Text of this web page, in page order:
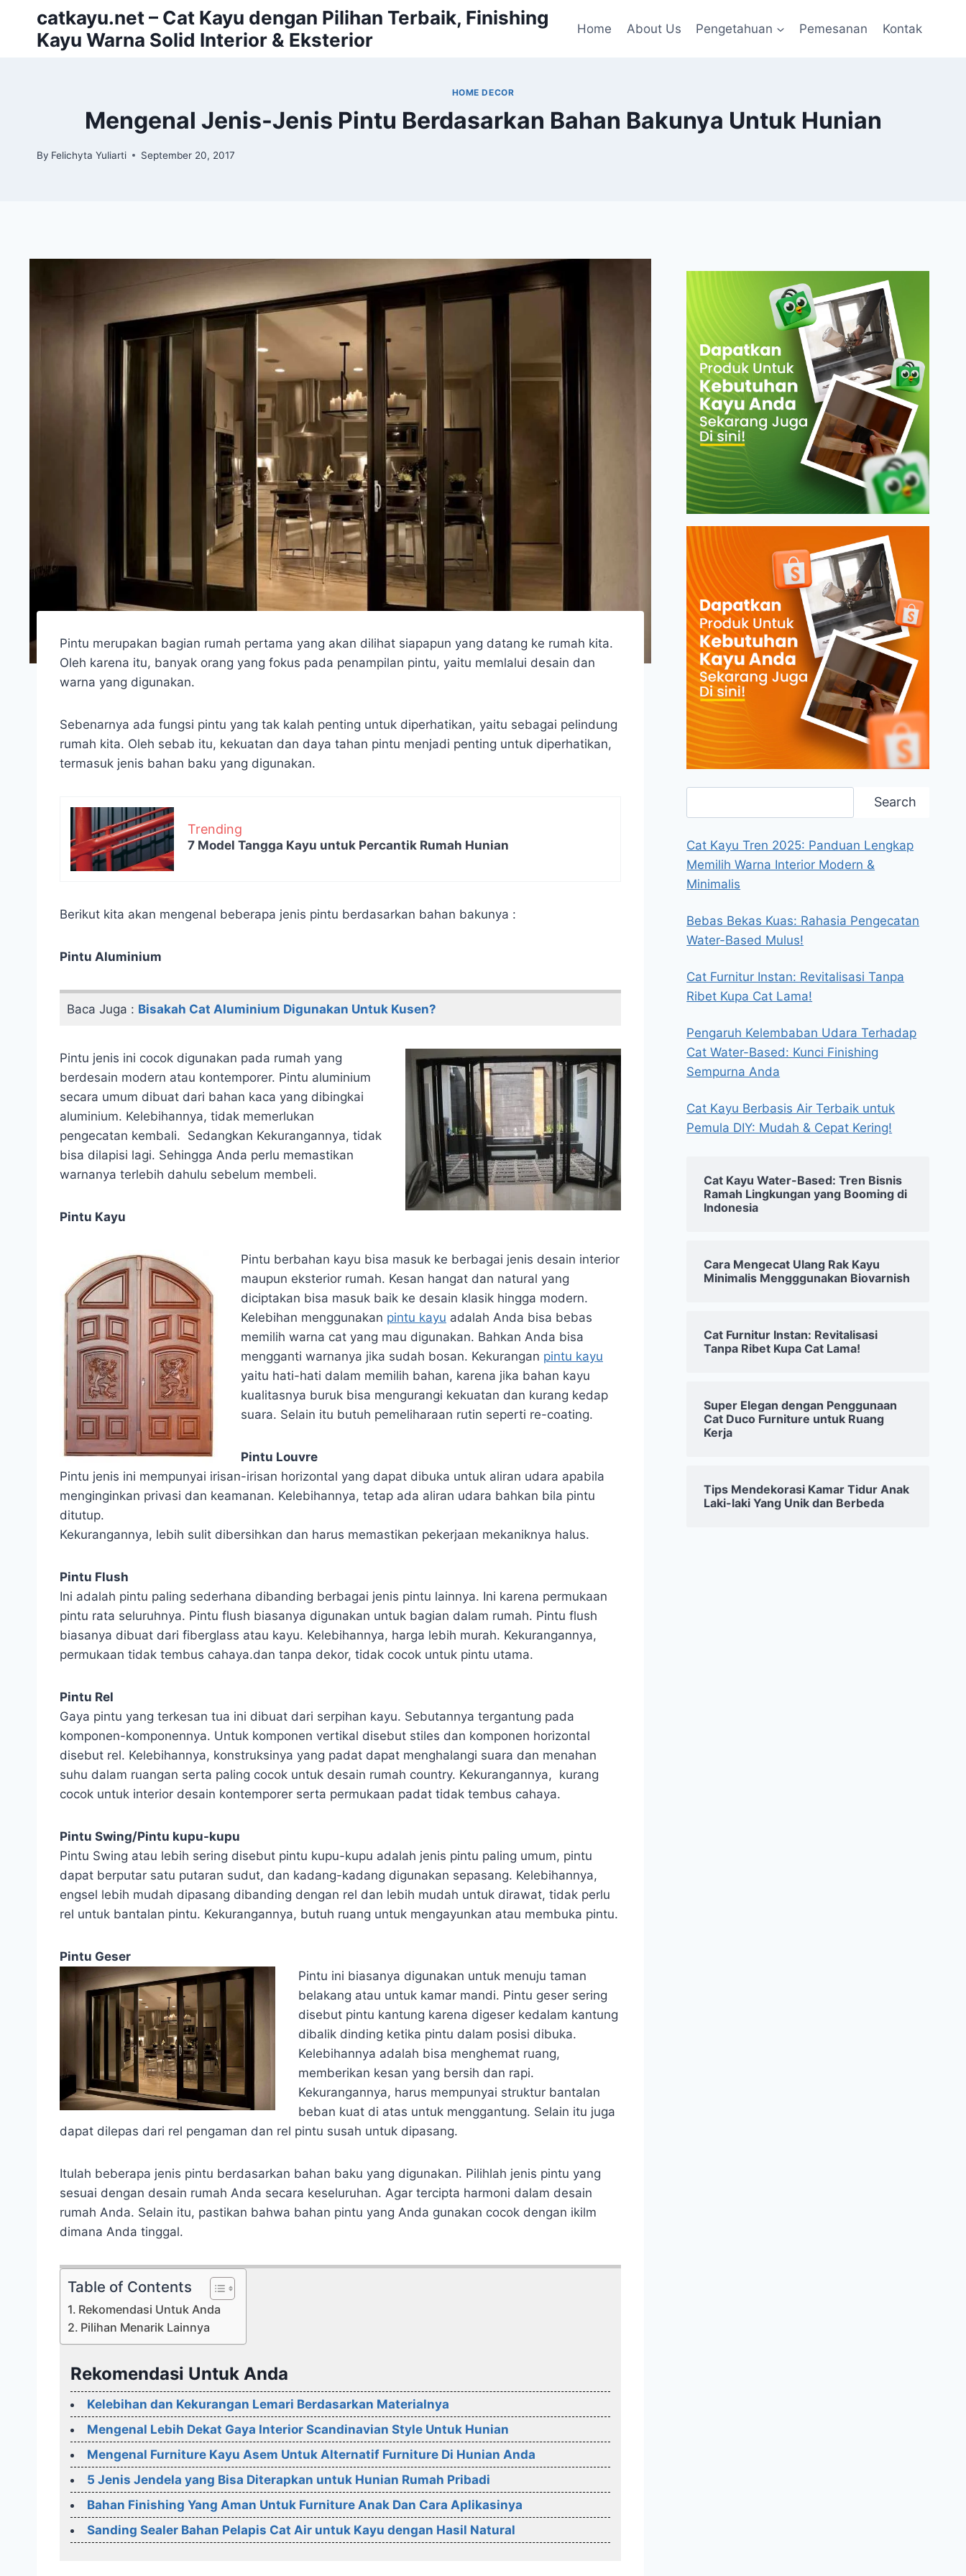
content
catkayu.net – Cat Kayu dengan Pilihan Terbaik, Finishing
Kayu Warna Solid Interior & Eksterior
Home About Us Pengetahuan Pemesanan Kontak
HOME DECOR
Mengenal Jenis-Jenis Pintu Berdasarkan Bahan Bakunya Untuk Hunian
By Felichyta Yuliarti September 20, 2017
Pintu merupakan bagian rumah pertama yang akan dilihat siapapun yang datang ke rumah kita.
Oleh karena itu, banyak orang yang fokus pada penampilan pintu, yaitu memlalui desain dan
warna yang digunakan.
Sebenarnya ada fungsi pintu yang tak kalah penting untuk diperhatikan, yaitu sebagai pelindung
rumah kita. Oleh sebab itu, kekuatan dan daya tahan pintu menjadi penting untuk diperhatikan,
termasuk jenis bahan baku yang digunakan.
Trending
7 Model Tangga Kayu untuk Percantik Rumah Hunian
Berikut kita akan mengenal beberapa jenis pintu berdasarkan bahan bakunya :
Pintu Aluminium
Baca Juga : Bisakah Cat Aluminium Digunakan Untuk Kusen?
Pintu jenis ini cocok digunakan pada rumah yang
berdesain modern atau kontemporer. Pintu aluminium
secara umum dibuat dari bahan kaca yang dibingkai
aluminium. Kelebihannya, tidak memerlukan
pengecatan kembali. Sedangkan Kekurangannya, tidak
bisa dilapisi lagi. Sehingga Anda perlu memastikan
warnanya terlebih dahulu sebelum membeli.
Pintu Kayu
Pintu berbahan kayu bisa masuk ke berbagai jenis desain interior
maupun eksterior rumah. Kesan hangat dan natural yang
diciptakan bisa masuk baik ke desain klasik hingga modern.
Kelebihan menggunakan pintu kayu adalah Anda bisa bebas
memilih warna cat yang mau digunakan. Bahkan Anda bisa
mengganti warnanya jika sudah bosan. Kekurangan pintu kayu
yaitu hati-hati dalam memilih bahan, karena jika bahan kayu
kualitasnya buruk bisa mengurangi kekuatan dan kurang kedap
suara. Selain itu butuh pemeliharaan rutin seperti re-coating.
Pintu Louvre
Pintu jenis ini mempunyai irisan-irisan horizontal yang dapat dibuka untuk aliran udara apabila
menginginkan privasi dan keamanan. Kelebihannya, tetap ada aliran udara bahkan bila pintu
ditutup.
Kekurangannya, lebih sulit dibersihkan dan harus memastikan pekerjaan mekaniknya halus.
Pintu Flush
Ini adalah pintu paling sederhana dibanding berbagai jenis pintu lainnya. Ini karena permukaan
pintu rata seluruhnya. Pintu flush biasanya digunakan untuk bagian dalam rumah. Pintu flush
biasanya dibuat dari fiberglass atau kayu. Kelebihannya, harga lebih murah. Kekurangannya,
permukaan tidak tembus cahaya.dan tanpa dekor, tidak cocok untuk pintu utama.
Pintu Rel
Gaya pintu yang terkesan tua ini dibuat dari serpihan kayu. Sebutannya tergantung pada
komponen-komponennya. Untuk komponen vertikal disebut stiles dan komponen horizontal
disebut rel. Kelebihannya, konstruksinya yang padat dapat menghalangi suara dan menahan
suhu dalam ruangan serta paling cocok untuk desain rumah country. Kekurangannya, kurang
cocok untuk interior desain kontemporer serta permukaan padat tidak tembus cahaya.
Pintu Swing/Pintu kupu-kupu
Pintu Swing atau lebih sering disebut pintu kupu-kupu adalah jenis pintu paling umum, pintu
dapat berputar satu putaran sudut, dan kadang-kadang digunakan sepasang. Kelebihannya,
engsel lebih mudah dipasang dibanding dengan rel dan lebih mudah untuk dirawat, tidak perlu
rel untuk bantalan pintu. Kekurangannya, butuh ruang untuk mengayunkan atau membuka pintu.
Pintu Geser
Pintu ini biasanya digunakan untuk menuju taman
belakang atau untuk kamar mandi. Pintu geser sering
disebut pintu kantung karena digeser kedalam kantung
dibalik dinding ketika pintu dalam posisi dibuka.
Kelebihannya adalah bisa menghemat ruang,
memberikan kesan yang bersih dan rapi.
Kekurangannya, harus mempunyai struktur bantalan
beban kuat di atas untuk menggantung. Selain itu juga
dapat dilepas dari rel pengaman dan rel pintu susah untuk dipasang.
Itulah beberapa jenis pintu berdasarkan bahan baku yang digunakan. Pilihlah jenis pintu yang
sesuai dengan desain rumah Anda secara keseluruhan. Agar tercipta harmoni dalam desain
rumah Anda. Selain itu, pastikan bahwa bahan pintu yang Anda gunakan cocok dengan ikilm
dimana Anda tinggal.
Table of Contents
Rekomendasi Untuk Anda
Pilihan Menarik Lainnya
Rekomendasi Untuk Anda
Kelebihan dan Kekurangan Lemari Berdasarkan Materialnya
Mengenal Lebih Dekat Gaya Interior Scandinavian Style Untuk Hunian
Mengenal Furniture Kayu Asem Untuk Alternatif Furniture Di Hunian Anda
5 Jenis Jendela yang Bisa Diterapkan untuk Hunian Rumah Pribadi
Bahan Finishing Yang Aman Untuk Furniture Anak Dan Cara Aplikasinya
Sanding Sealer Bahan Pelapis Cat Air untuk Kayu dengan Hasil Natural
Search
Cat Kayu Tren 2025: Panduan Lengkap
Memilih Warna Interior Modern &
Minimalis
Bebas Bekas Kuas: Rahasia Pengecatan
Water-Based Mulus!
Cat Furnitur Instan: Revitalisasi Tanpa
Ribet Kupa Cat Lama!
Pengaruh Kelembaban Udara Terhadap
Cat Water-Based: Kunci Finishing
Sempurna Anda
Cat Kayu Berbasis Air Terbaik untuk
Pemula DIY: Mudah & Cepat Kering!
Cat Kayu Water-Based: Tren Bisnis
Ramah Lingkungan yang Booming di
Indonesia
Cara Mengecat Ulang Rak Kayu
Minimalis Mengggunakan Biovarnish
Cat Furnitur Instan: Revitalisasi
Tanpa Ribet Kupa Cat Lama!
Super Elegan dengan Penggunaan
Cat Duco Furniture untuk Ruang
Kerja
Tips Mendekorasi Kamar Tidur Anak
Laki-laki Yang Unik dan Berbeda